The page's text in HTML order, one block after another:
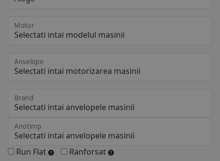
Motor
Anvelope
Brand
Anotimp
Run Flat Ranforsat